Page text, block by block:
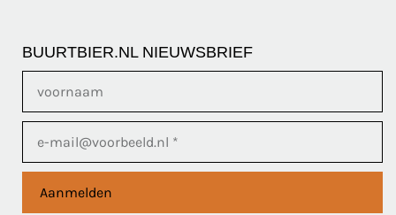
BUURTBIER.NL NIEUWSBRIEF
Aanmelden